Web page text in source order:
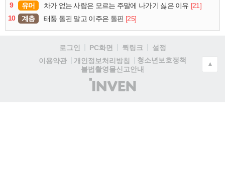
9
유머 차가 없는 사람은 모르는 주말에 나가기 싫은 이유 [21]
10
계층 태풍 돌핀 말고 이주은 돌핀 [25]
로그인 PC화면 퀵링크
설정
이용약관
개인정보처리방침
청소년보호정책
불법촬영물신고안내
(주)
인
▲